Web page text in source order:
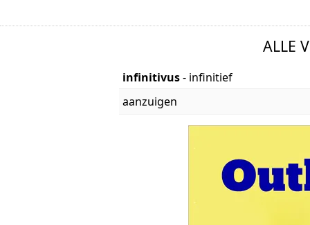
ALLE
infinitivus- infinitief
aanzuigen